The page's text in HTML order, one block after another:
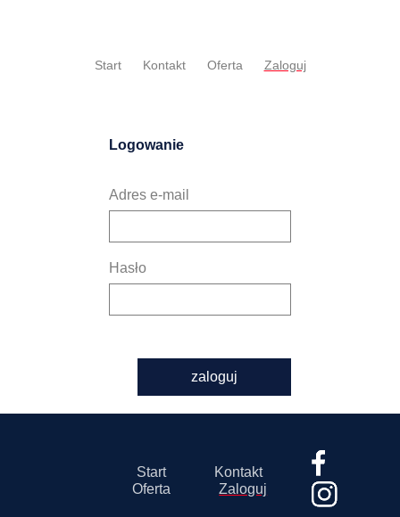
Start Kontakt Oferta Zaloguj
Logowanie
Adres e-mail
Hasło
zaloguj
Start
Kontakt
Oferta
Zaloguj